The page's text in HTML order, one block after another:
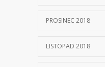
PROSINEC 2018
LISTOPAD 2018